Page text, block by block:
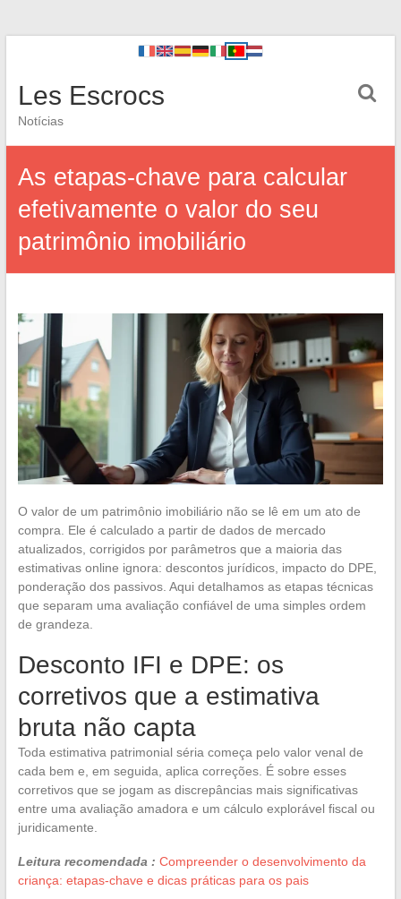
Les Escrocs
Notícias
As etapas-chave para calcular
efetivamente o valor do seu
patrimônio imobiliário
O valor de um patrimônio imobiliário não se lê em um ato de
compra. Ele é calculado a partir de dados de mercado
atualizados, corrigidos por parâmetros que a maioria das
estimativas online ignora: descontos jurídicos, impacto do DPE,
ponderação dos passivos. Aqui detalhamos as etapas técnicas
que separam uma avaliação confiável de uma simples ordem
de grandeza.
Desconto IFI e DPE: os
corretivos que a estimativa
bruta não capta
Toda estimativa patrimonial séria começa pelo valor venal de
cada bem e, em seguida, aplica correções. É sobre esses
corretivos que se jogam as discrepâncias mais significativas
entre uma avaliação amadora e um cálculo explorável fiscal ou
juridicamente.
Leitura recomendada : Compreender o desenvolvimento da
criança: etapas-chave e dicas práticas para os pais